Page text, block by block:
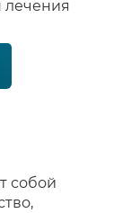
лечения
собой